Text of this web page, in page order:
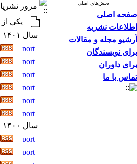
بخش‌های اصلی
صفحه اصلی
اطلاعات نشریه
آرشیو مجله و مقالات
برای نویسندگان
برای داوران
تماس با ما
مرور
یکی
سال ۱۴۰۱
سال ۱۴۰۰